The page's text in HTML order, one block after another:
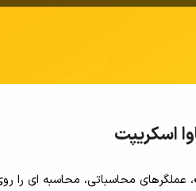
اسکریپت
، عملگرهای محاسباتی، محاسبه ای را